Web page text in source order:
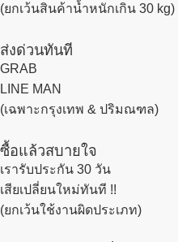
(ยกเว้นสินค้าน้ำหนักเกิน 30 kg)
ส่งด่วนทันที
GRAB
LINE MAN
(เฉพาะกรุงเทพ & ปริมณฑล)
ซื้อแล้วสบายใจ
เรารับประกัน 30 วัน
เสียเปลี่ยนใหม่ทันที !!
(ยกเว้นใช้งานผิดประเภท)